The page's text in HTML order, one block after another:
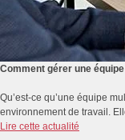
Comment gérer une
Qu’est-ce qu’une équipe
environnement de travail.
Lire cette actualité